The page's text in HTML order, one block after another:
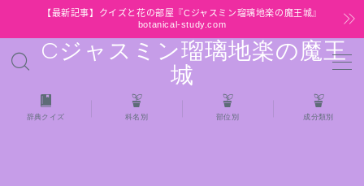
【最新記事】クイズと花の部屋『Cジャスミン瑠璃地楽の魔王城』
botanical-study.com
Cジャスミン瑠璃地楽の魔王
城
MENU
HOME
辞典クイズ 科名別 部位別 成分類別